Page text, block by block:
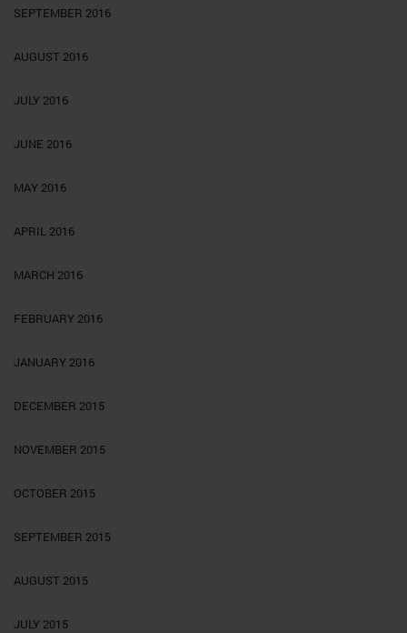
SEPTEMBER 2016
AUGUST 2016
JULY 2016
JUNE 2016
MAY 2016
APRIL 2016
MARCH 2016
FEBRUARY 2016
JANUARY 2016
DECEMBER 2015
NOVEMBER 2015
OCTOBER 2015
SEPTEMBER 2015
AUGUST 2015
JULY 2015